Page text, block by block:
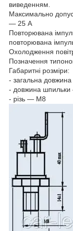
виведенням.
Максимально
— 25 А
Повторювана
повторювана
Охолодження
Позначення
Габаритні розміри:
- загальна
- довжина
- різь — М8